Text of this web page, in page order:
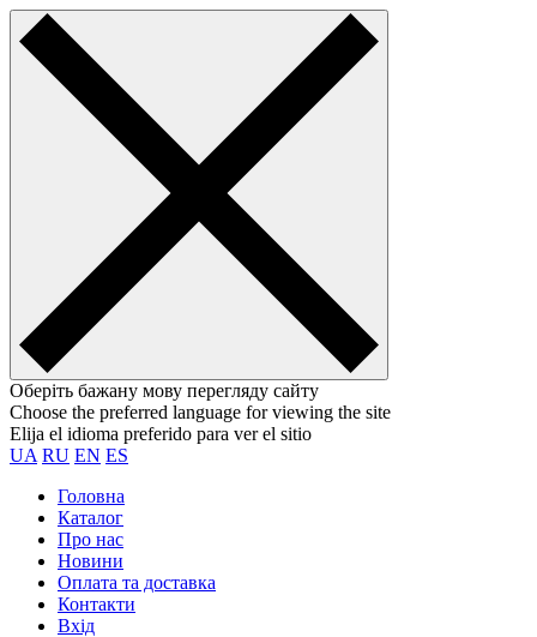
Оберіть бажану мову перегляду сайту
Choose the preferred language for viewing the site
Elija el idioma preferido para ver el sitio
UA RU EN ES
Головна
Каталог
Про нас
Новини
Оплата та доставка
Контакти
Вхiд